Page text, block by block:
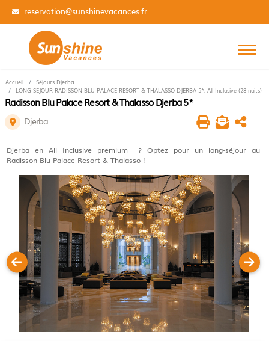
01 84 14 31 99
Accueil
Séjours Djerba
LONG SEJOUR RADISSON BLU PALACE RESORT & THALASSO DJERBA 5*, All Inclusive (28 nuits)
Radisson Blu Palace Resort & Thalasso Djerba 5*
Djerba
Djerba en All Inclusive premium ? Optez pour un long-séjour au
Radisson Blu Palace Resort & Thalasso !